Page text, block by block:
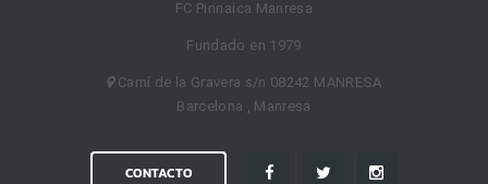
FC Pirinaica Manresa
Fundado en 1979
Camí de la Gravera s/n 08242 MANRESA
Barcelona , Manresa
CONTACTO